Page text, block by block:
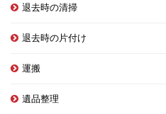
退去時の清掃
退去時の片付け
運搬
遺品整理